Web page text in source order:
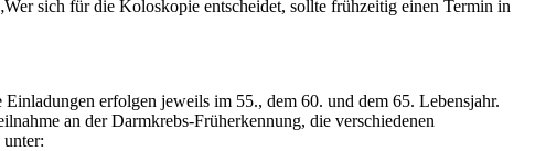
sich für die Koloskopie entscheidet, sollte frühzeitig einen Termin in
erfolgen jeweils im 55., dem 60. und dem 65. Lebensjahr.
an der Darmkrebs-Früherkennung, die verschiedenen